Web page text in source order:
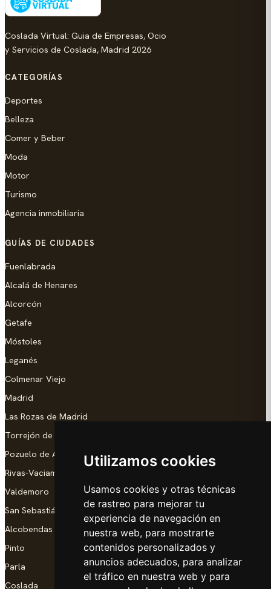
Utilizamos cookies
Usamos cookies y otras técnicas
de rastreo para mejorar tu
experiencia de navegación en
nuestra web, para mostrarte
contenidos personalizados y
anuncios adecuados, para analizar
el tráfico en nuestra web y para
Coslada Virtual: Guia de Empresas, Ocio
y Servicios de Coslada, Madrid 2026
CATEGORÍAS
Deportes
Belleza
Comer y Beber
Moda
Motor
Turismo
Agencia inmobiliaria
GUÍAS DE CIUDADES
Fuenlabrada
Alcalá de Henares
Alcorcón
Getafe
Móstoles
Leganés
Colmenar Viejo
Madrid
Las Rozas de Madrid
Torrejón de Ardoz
Pozuelo de Alarcón
Rivas-Vaciamadrid
Valdemoro
San Sebastián de los Reyes
Alcobendas
Pinto
Parla
Coslada